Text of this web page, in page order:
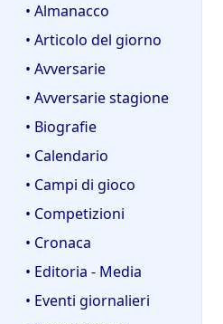
• Almanacco
• Articolo del giorno
• Avversarie
• Avversarie stagione
• Biografie
• Calendario
• Campi di gioco
• Competizioni
• Cronaca
• Editoria - Media
• Eventi giornalieri